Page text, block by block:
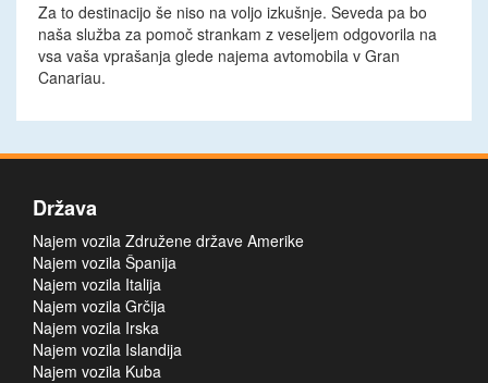
Za to destinacijo še niso na voljo izkušnje. Seveda pa bo
naša služba za pomoč strankam z veseljem odgovorila na
vsa vaša vprašanja glede najema avtomobila v Gran
Canariau.
Država
Najem vozila Združene države Amerike
Najem vozila Španija
Najem vozila Italija
Najem vozila Grčija
Najem vozila Irska
Najem vozila Islandija
Najem vozila Kuba